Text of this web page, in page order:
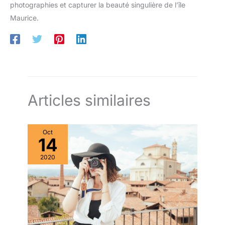
photographies et capturer la beauté singulière de l’île
Maurice.
Articles similaires
Oct
14
2020